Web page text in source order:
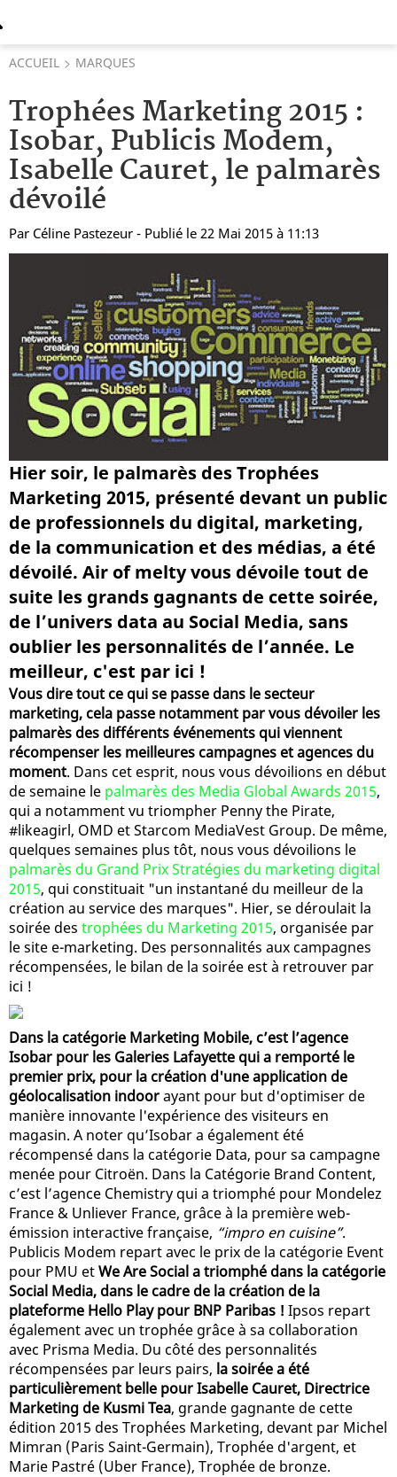
ACCUEIL MARQUES
Trophées Marketing 2015 :
Isobar, Publicis Modem,
Isabelle Cauret, le palmarès
dévoilé
Par Céline Pastezeur - Publié le 22 Mai 2015 à 11:13
Hier soir, le palmarès des Trophées
Marketing 2015, présenté devant un public
de professionnels du digital, marketing,
de la communication et des médias, a été
dévoilé. Air of melty vous dévoile tout de
suite les grands gagnants de cette soirée,
de l’univers data au Social Media, sans
oublier les personnalités de l’année. Le
meilleur, c'est par ici !
Vous dire tout ce qui se passe dans le secteur
marketing, cela passe notamment par vous dévoiler les
palmarès des différents événements qui viennent
récompenser les meilleures campagnes et agences du
moment. Dans cet esprit, nous vous dévoilions en début
de semaine le palmarès des Media Global Awards 2015,
qui a notamment vu triompher Penny the Pirate,
#likeagirl, OMD et Starcom MediaVest Group. De même,
quelques semaines plus tôt, nous vous dévoilions le
palmarès du Grand Prix Stratégies du marketing digital
2015, qui constituait "un instantané du meilleur de la
création au service des marques". Hier, se déroulait la
soirée des trophées du Marketing 2015, organisée par
le site e-marketing. Des personnalités aux campagnes
récompensées, le bilan de la soirée est à retrouver par
ici !
Dans la catégorie Marketing Mobile, c’est l’agence
Isobar pour les Galeries Lafayette qui a remporté le
premier prix, pour la création d'une application de
géolocalisation indoorayant pour but d'optimiser de
manière innovante l'expérience des visiteurs en
magasin. A noter qu’Isobar a également été
récompensé dans la catégorie Data, pour sa campagne
menée pour Citroën. Dans la Catégorie Brand Content,
c’est l’agence Chemistry qui a triomphé pour Mondelez
France & Unliever France, grâce à la première web-
émission interactive française, “impro en cuisine”.
Publicis Modem repart avec le prix de la catégorie Event
pour PMU etWe Are Social a triomphé dans la catégorie
Social Media, dans le cadre de la création de la
plateforme Hello Play pour BNP Paribas ! Ipsos repart
également avec un trophée grâce à sa collaboration
avec Prisma Media. Du côté des personnalités
récompensées par leurs pairs, la soirée a été
particulièrement belle pour Isabelle Cauret, Directrice
Marketing de Kusmi Tea, grande gagnante de cette
édition 2015 des Trophées Marketing, devant par Michel
Mimran (Paris Saint-Germain), Trophée d'argent, et
Marie Pastré (Uber France), Trophée de bronze.